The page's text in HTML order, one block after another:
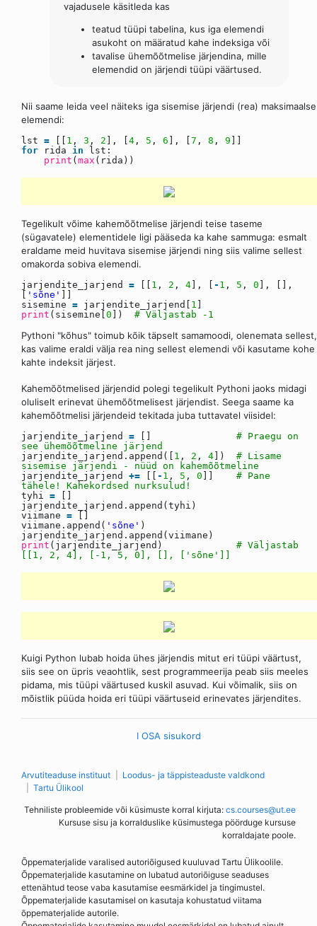
vajadusele käsitleda kas
teatud tüüpi tabelina, kus iga elemendi
asukoht on määratud kahe indeksiga või
tavalise ühemõõtmelise järjendina, mille
elemendid on järjendi tüüpi väärtused.
Nii saame leida veel näiteks iga sisemise järjendi (rea) maksimaalse
elemendi:
lst = [[ 1 , 3 , 2 ], [4 , 5 , 6 ], [7 , 8 , 9 ]]
for
rida in
lst:
print (max (rida))
Tegelikult võime kahemõõtmelise järjendi teise taseme
(sügavatele) elementidele ligi pääseda ka kahe sammuga: esmalt
eraldame meid huvitava sisemise järjendi ning siis valime sellest
omakorda sobiva elemendi.
jarjendite_jarjend = 1 , 2 , 4 ], [ - 1 , 5 , 0 ], [],
'sõne'
sisemine = jarjendite_jarjend[ 1
print (sisemine[ 0 ]) # Väljastab -1
Pythoni "kõhus" toimub kõik täpselt samamoodi, olenemata sellest,
kas valime eraldi välja rea ning sellest elemendi või kasutame kohe
kahte indeksit järjest.
Kahemõõtmelised järjendid polegi tegelikult Pythoni jaoks midagi
oluliselt erinevat ühemõõtmelisest järjendist. Seega saame ka
kahemõõtmelisi järjendeid tekitada juba tuttavatel viisidel:
jarjendite_jarjend = [] # Praegu on
see ühemõõtmeline järjend
jarjendite_jarjend.append([ 1 , 2 , 4]) # Lisame
sisemise järjendi - nüüd on kahemõõtmeline
jarjendite_jarjend += [[ - 1 , 5 , 0 ]] # Pane
tähele! Kahekordsed nurksulud!
tyhi =
[]
jarjendite_jarjend.append(tyhi)
viimane =
[]
viimane.append( 'sõne' )
jarjendite_jarjend.append(viimane)
print (jarjendite_jarjend) # Väljastab
[[1, 2, 4], [-1, 5, 0], [], ['sõne']]
Kuigi Python lubab hoida ühes järjendis mitut eri tüüpi väärtust,
siis see on üpris veaohtlik, sest programmeerija peab siis meeles
pidama, mis tüüpi väärtused kuskil asuvad. Kui võimalik, siis on
mõistlik püüda hoida eri tüüpi väärtuseid erinevates järjendites.
I OSA sisukord
Arvutiteaduse instituut
Loodus- ja täppisteaduste valdkond
Tartu Ülikool
Tehniliste probleemide või küsimuste korral kirjuta: cs.courses@ut.ee
Kursuse sisu ja korralduslike küsimustega pöörduge kursuse
korraldajate poole.
Õppematerjalide varalised autoriõigused kuuluvad Tartu Ülikoolile.
Õppematerjalide kasutamine on lubatud autoriõiguse seaduses
ettenähtud teose vaba kasutamise eesmärkidel ja tingimustel.
Õppematerjalide kasutamisel on kasutaja kohustatud viitama
õppematerjalide autorile.